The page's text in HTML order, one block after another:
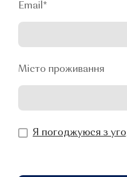
Email *
Місто проживання
Я погоджуюся з